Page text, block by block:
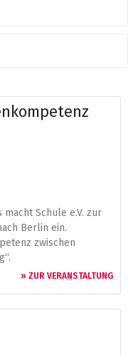
Schule e.V. zur
Berlin ein.
zwischen
» ZUR VERANSTALTUNG